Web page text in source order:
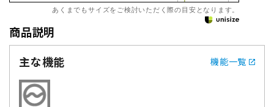
あくまでもサイズをご検討いただく際の目安となります。
商品説明
主な機能
機能一覧